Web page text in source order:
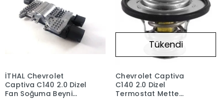
İTHAL Chevrolet
Captiva C140 2.0 Dizel
Fan Soğuma Beyni
Tükendi
Chevrolet Captiva
C140 2.0 Dizel
Termostat Mette